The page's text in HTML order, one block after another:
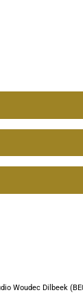
Woudec Dilbeek